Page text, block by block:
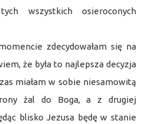
wszystkich osieroconych
zdecydowałam się na
że była to najlepsza decyzja
miałam w sobie niesamowitą
żal do Boga, a z drugiej
blisko Jezusa będę w stanie